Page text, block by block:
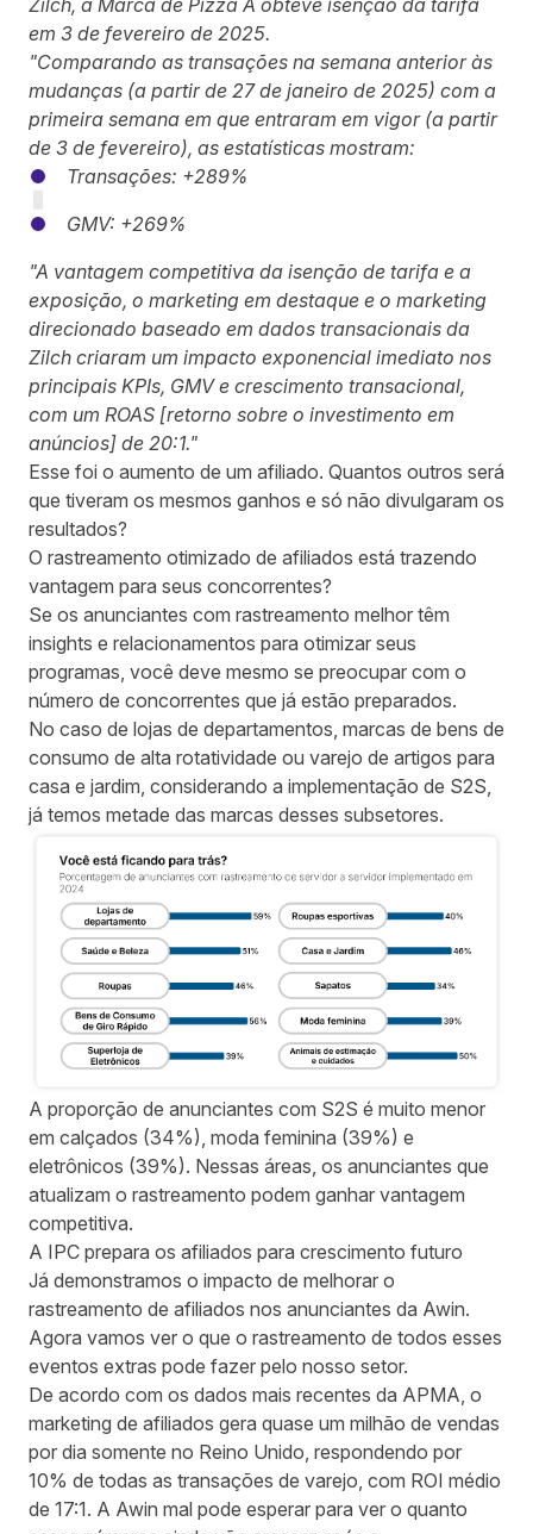
em 3 de fevereiro de 2025.
"Comparando as transações na semana anterior às
mudanças (a partir de 27 de janeiro de 2025) com a
primeira semana em que entraram em vigor (a partir
de 3 de fevereiro), as estatísticas mostram:
Transações: +289%
GMV: +269%
"A vantagem competitiva da isenção de tarifa e a
exposição, o marketing em destaque e o marketing
direcionado baseado em dados transacionais da
Zilch criaram um impacto exponencial imediato nos
principais KPIs, GMV e crescimento transacional,
com um ROAS [retorno sobre o investimento em
anúncios] de 20:1."
Esse foi o aumento de um afiliado. Quantos outros será
que tiveram os mesmos ganhos e só não divulgaram os
resultados?
O rastreamento otimizado de afiliados está trazendo
vantagem para seus concorrentes?
Se os anunciantes com rastreamento melhor têm
insights e relacionamentos para otimizar seus
programas, você deve mesmo se preocupar com o
número de concorrentes que já estão preparados.
No caso de lojas de departamentos, marcas de bens de
consumo de alta rotatividade ou varejo de artigos para
casa e jardim, considerando a implementação de S2S,
já temos metade das marcas desses subsetores.
A proporção de anunciantes com S2S é muito menor
em calçados (34%), moda feminina (39%) e
eletrônicos (39%). Nessas áreas, os anunciantes que
atualizam o rastreamento podem ganhar vantagem
competitiva.
A IPC prepara os afiliados para crescimento futuro
Já demonstramos o impacto de melhorar o
rastreamento de afiliados nos anunciantes da Awin.
Agora vamos ver o que o rastreamento de todos esses
eventos extras pode fazer pelo nosso setor.
De acordo com os dados mais recentes da APMA, o
marketing de afiliados gera quase um milhão de vendas
por dia somente no Reino Unido, respondendo por
10% de todas as transações de varejo, com ROI médio
de 17:1. A Awin mal pode esperar para ver o quanto